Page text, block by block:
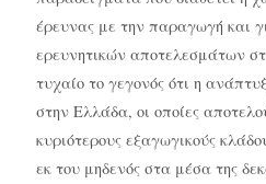
έρευνας με την παραγωγή και
ερευνητικών αποτελεσμάτων
τυχαίο το γεγονός ότι η
στην Ελλάδα, οι οποίες
κυριότερους εξαγωγικούς
εκ του μηδενός στα μέσα της